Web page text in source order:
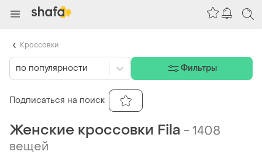
Женские кроссовки Fila -1408
вещей
по популярности Фильтры
Подписаться на поиск
Кроссовки